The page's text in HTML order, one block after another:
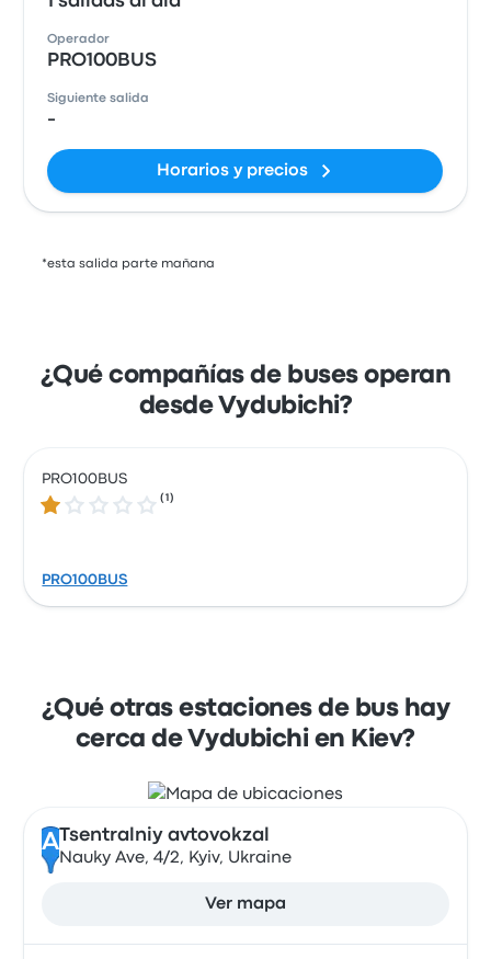
Operador
PRO100BUS
Siguiente salida
-
Horarios y precios
*esta salida parte mañana
¿Qué compañías de buses operan
desde Vydubichi?
PRO100BUS
1.0 de 5 estrellas
(1 )
PRO100BUS
¿Qué otras estaciones de bus hay
cerca de Vydubichi en Kiev?
A Tsentralniy avtovokzal
Nauky Ave, 4/2, Kyiv, Ukraine
Ver mapa